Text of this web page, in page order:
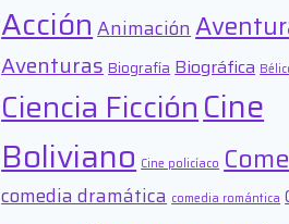
AcciónAnimación
Aventuras Biografía Biográfica
Ciencia FicciónCine
Boliviano Cine policíaco
comedia dramática comedia romántica